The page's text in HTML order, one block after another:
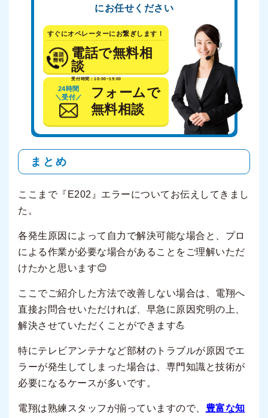
にお任せください
すぐにオペレーターにお繋ぎします！
電話で無料相
談
受付時間：10:00~19:00
24時間
＼受付／
フォームで
無料相談
まとめ
ここまで『E202』エラーについてお伝えしてきまし
た。
各発生原因によって自力で解決可能な場合と、プロ
による作業が必要な場合があることをご理解いただ
けたかと思います😊
ここでご紹介した方法で改善しない場合は、電翔へ
直接お問合せいただければ、早急に原因究明の上、
解決させていただくことができます💪
特にテレビアンテナなど部材のトラブルが原因でエ
ラーが発生してしまった場合は、専門知識と技術が
必要になるケースが多いです。
電翔は熟練スタッフが揃っていますので、 豊富な知